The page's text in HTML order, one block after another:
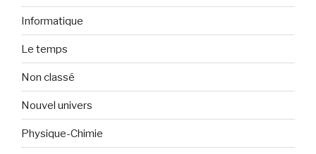
Informatique
Le temps
Non classé
Nouvel univers
Physique-Chimie